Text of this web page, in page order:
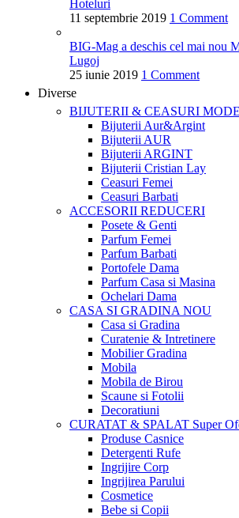
Hoteluri
11 septembrie 2019 1 Comment
BIG-Mag a deschis cel mai nou
Lugoj
25 iunie 2019 1 Comment
Diverse
BIJUTERII & CEASURI
Bijuterii Aur&Argint
Bijuterii AUR
Bijuterii ARGINT
Bijuterii Cristian Lay
Ceasuri Femei
Ceasuri Barbati
ACCESORII REDUCERI
Posete & Genti
Parfum Femei
Parfum Barbati
Portofele Dama
Parfum Casa si Masina
Ochelari Dama
CASA SI GRADINANOU
Casa si Gradina
Curatenie & Intretinere
Mobilier Gradina
Mobila
Mobila de Birou
Scaune si Fotolii
Decoratiuni
CURATAT & SPALAT Super
Produse Casnice
Detergenti Rufe
Ingrijire Corp
Ingrijirea Parului
Cosmetice
Bebe si Copii